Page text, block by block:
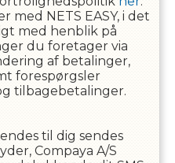
med NETS EASY, i det
med henblik på
du foretager via
af betalinger,
forespørgsler
tilbagebetalinger.
til dig sendes
Compaya A/S